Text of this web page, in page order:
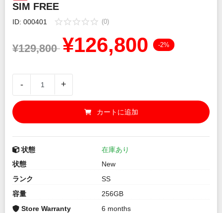
Bahasa Indonesia
SIM FREE
ID: 000401 (0)
¥129,800 ¥126,800 -2%
- +
カートに追加
状態
在庫あり
状態
New
ランク
SS
容量
256GB
Store Warranty
6 months